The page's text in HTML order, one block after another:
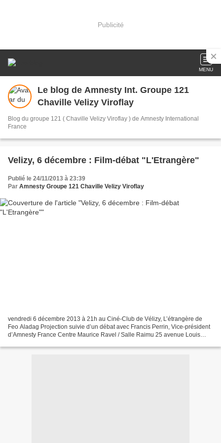
Publicité
MENU
Le blog de Amnesty Int. Groupe 121
Chaville Velizy Viroflay
Blog du groupe 121 ( Chaville Velizy Viroflay ) de Amnesty International
France
Velizy, 6 décembre : Film-débat "L'Etrangère"
Publié le 24/11/2013 à 23:39
Par Amnesty Groupe 121 Chaville Velizy Viroflay
vendredi 6 décembre 2013 à 21h au Ciné-Club de Vélizy, L’étrangère de
Feo Aladag Projection suivie d’un débat avec Francis Perrin, Vice-président
d’Amnesty France Centre Maurice Ravel / Salle Raimu 25 avenue Louis